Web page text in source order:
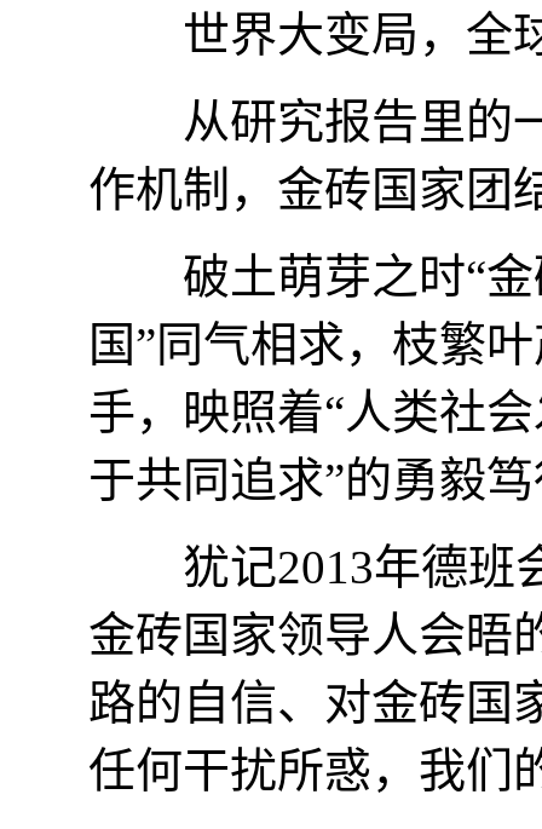
世界大变局，全球
从研究报告里的一
作机制，金砖国家团
破土萌芽之时“金
国”同气相求，枝繁
手，映照着“人类社
于共同追求”的勇毅
犹记2013年德班会
金砖国家领导人会晤
路的自信、对金砖国
任何干扰所惑，我们